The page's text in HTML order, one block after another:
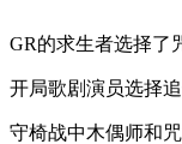
GR的求生者选择了
开局歌剧演员选择
守椅战中木偶师和